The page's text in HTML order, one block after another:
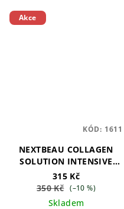
Akce
NEXTBEAU COLLAGEN
SOLUTION INTENSIVE
PEELING GEL
315 Kč
350 Kč (–10 %)
Skladem
KÓD: 1611